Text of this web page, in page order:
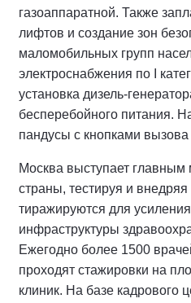
газоаппаратной. Также
лифтов и создание зон
маломобильных групп
электроснабжения по I
установка дизель-
бесперебойного питания.
пандусы с кнопками
Москва выступает
страны, тестируя и
тиражируются для
инфраструктуры
Ежегодно более 1500
проходят стажировки на
клиник. На базе кадрового